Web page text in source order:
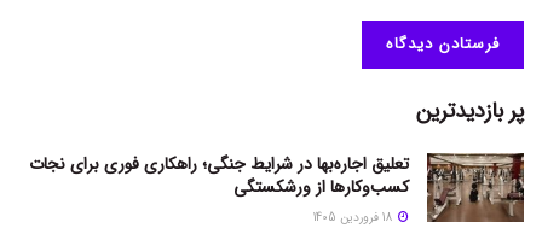
پر بازدیدترین
تعلیق اجاره‌بها در شرایط جنگی؛ راهکاری فوری برای نجات
کسب‌وکارها از ورشکستگی